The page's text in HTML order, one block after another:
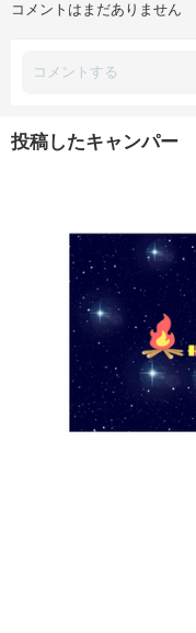
コメントはまだありません
投稿したキャンパー